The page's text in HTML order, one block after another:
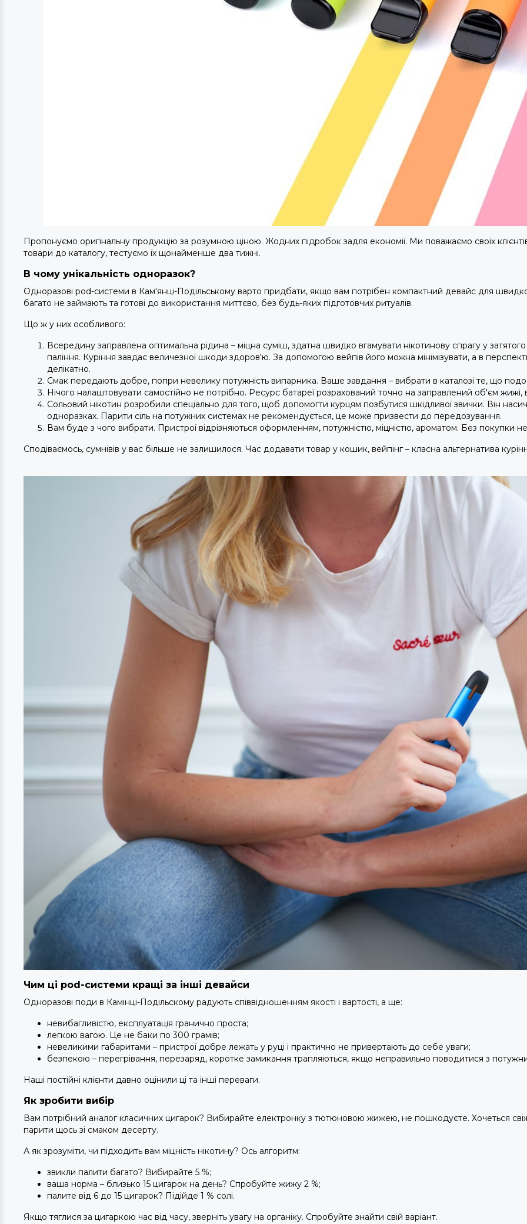
Пропонуємо оригінальну продукцію за розумною ціною. Жодних підробок задля економії. Ми поважаємо своїх
товари до каталогу, тестуємо їх щонайменше два тижні.
В чому унікальність одноразок?
Одноразові pod-системи в Кам'янці-Подільському варто придбати, якщо вам потрібен компактний девайс для
багато не займають та готові до використання миттєво, без будь-яких підготовчих ритуалів.
Що ж у них особливого:
Всередину заправлена оптимальна рідина – міцна суміш, здатна швидко вгамувати нікотинову спрагу у
паління. Куріння завдає величезної шкоди здоров'ю. За допомогою вейпів його можна мінімізувати, а в
делікатно.
Смак передають добре, попри невелику потужність випарника. Ваше завдання – вибрати в каталозі те, що
Нічого налаштовувати самостійно не потрібно. Ресурс батареї розрахований точно на заправлений об'єм
Сольовий нікотин розробили спеціально для того, щоб допомогти курцям позбутися шкідливої звички. Він
одноразках. Парити сіль на потужних системах не рекомендується, це може призвести до передозування.
Вам буде з чого вибрати. Пристрої відрізняються оформленням, потужністю, міцністю, ароматом. Без покупки
Сподіваємось, сумнівів у вас більше не залишилося. Час додавати товар у кошик, вейпінг – класна альтернатива
Чим ці pod-системи кращі за інші девайси
Одноразові поди в Камінці-Подільскому радують співвідношенням якості і вартості, а ще:
невибагливістю, експлуатація гранично проста;
легкою вагою. Це не баки по 300 грамів;
невеликими габаритами – пристрої добре лежать у руці і практично не привертають до себе уваги;
безпекою – перегрівання, перезаряд, коротке замикання трапляються, якщо неправильно поводитися з
Наші постійні клієнти давно оцінили ці та інші переваги.
Як зробити вибір
Вам потрібний аналог класичних цигарок? Вибирайте електронку з тютюновою жижею, не пошкодуєте. Хочеться
парити щось зі смаком десерту.
А як зрозуміти, чи підходить вам міцність нікотину? Ось алгоритм:
звикли палити багато? Вибирайте 5 %;
ваша норма – близько 15 цигарок на день? Спробуйте жижу 2 %;
палите від 6 до 15 цигарок? Підійде 1 % солі.
Якщо тяглися за цигаркою час від часу, зверніть увагу на органіку. Спробуйте знайти свій варіант.